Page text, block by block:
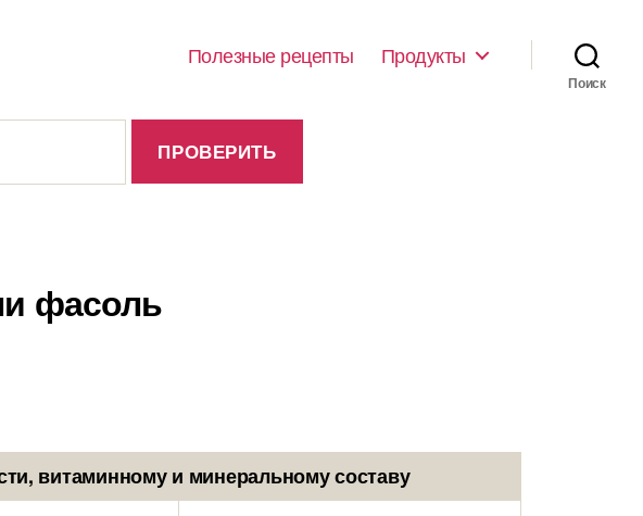
Полезные рецепты Продукты
Поиск
фасоль
витаминному и минеральному составу